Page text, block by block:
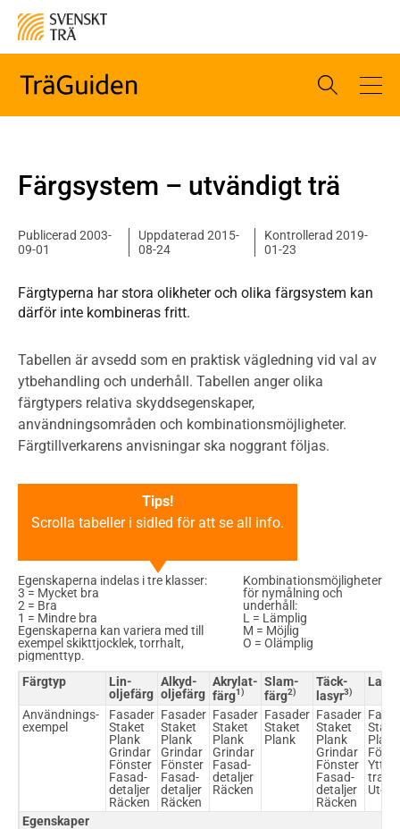
Färgsystem – utvändigt trä
Publicerad 2003-
09-01
Uppdaterad 2015-
08-24
Kontrollerad 2019-
01-23
Färgtyperna har stora olikheter och olika färgsystem kan
därför inte kombineras fritt.
Tabellen är avsedd som en praktisk vägledning vid val av
ytbehandling och underhåll. Tabellen anger olika
färgtypers relativa skyddsegenskaper,
användningsområden och kombinationsmöjligheter.
Färgtillverkarens anvisningar ska noggrant följas.
Tips!
Scrolla tabeller i sidled för att se all info.
Egenskaperna indelas i tre klasser:
3 = Mycket bra
2 = Bra
1 = Mindre bra
Egenskaperna kan variera med till
exempel skikttjocklek, torrhalt,
pigmenttyp.
Kombinationsmöjligheter
för nymålning och
underhåll:
L = Lämplig
M = Möjlig
O = Olämplig
Färgtyp
Lin­
oljefärg
Alkyd­
oljefärg
Akrylat­
färg1)
Slam­
färg2)
Täck­
lasyr3)
Lasyr
Användnings-
exempel
Fasader
Staket
Plank
Grindar
Fönster
Fasad­
detaljer
Räcken
Fasader
Staket
Plank
Grindar
Fönster
Fasad­
detaljer
Räcken
Fasader
Staket
Plank
Grindar
Fasad­
detaljer
Räcken
Fasader
Staket
Plank
Fasader
Staket
Plank
Grindar
Fönster
Fasad­
detaljer
Räcken
Plank
Ytter­
Egenskaper